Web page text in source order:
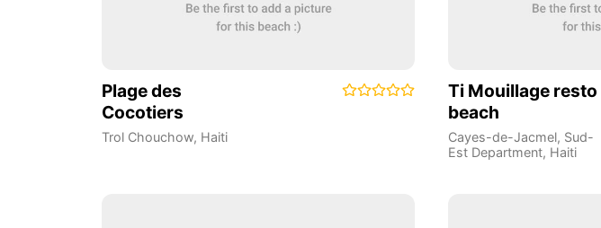
Plage des
Cocotiers
Trol Chouchow, Haiti
Ti Mouillage resto
beach
Cayes-de-Jacmel, Sud-
Est Department, Haiti